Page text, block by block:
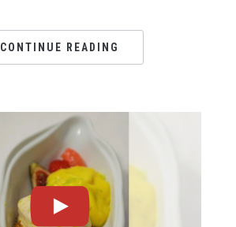
CONTINUE READING